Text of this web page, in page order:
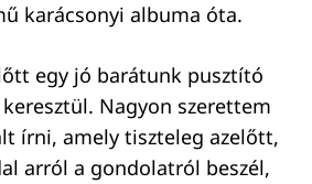
karácsonyi albuma óta.
egy jó barátunk pusztító
Nagyon szerettem
írni, amely tiszteleg azelőtt,
arról a gondolatról beszél,